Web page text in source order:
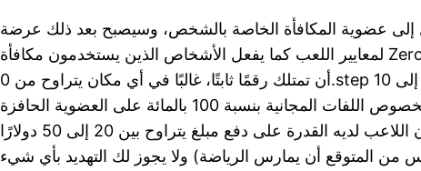
إلى عضوية المكافأة الخاصة بالشخص، وسيصبح بعد ذلك عرضة
لمعايير اللعب كما يفعل الأشخاص الذين يستخدمون مكافأة Zero-Put. سيكون لكل تطور
أن تمتلك رقمًا ثابتًا، غالبًا في أي مكان يتراوح من 0.step 10 إلى $step 1.00، وسيتم بعد
ذلك وضع أي دفعات بخصوص اللفات المجانية بنسبة 100 بالمائة على العضوية الحافزة
للاعب. بغض النظر، فإن اللاعب لديه القدرة على دفع مبلغ يتراوح بين 20 إلى 50 دولارًا
من المتوقع أن يمارس الرياضة) ولا يجوز لك التهديد بأي شيء